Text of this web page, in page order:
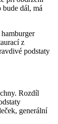
dál, má
z
podstaty
Rozdíl
generální